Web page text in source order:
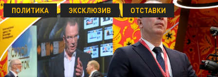
ПОЛИТИКА ЭКСКЛЮЗИВ ОТСТАВКИ